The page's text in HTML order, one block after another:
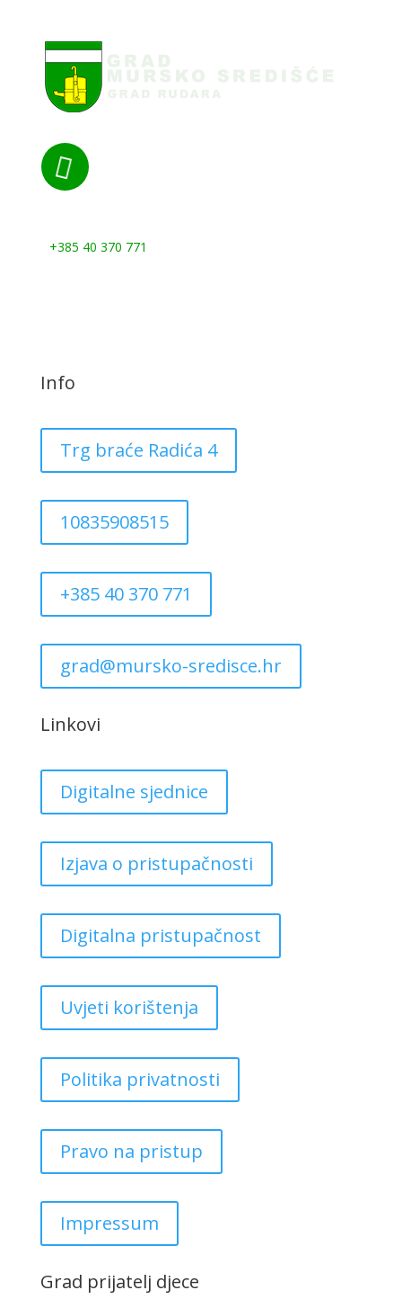

+385 40 370 771
Info
Trg braće Radića 4
10835908515
+385 40 370 771
grad@mursko-sredisce.hr
Linkovi
Digitalne sjednice
Izjava o pristupačnosti
Digitalna pristupačnost
Uvjeti korištenja
Politika privatnosti
Pravo na pristup
Impressum
Grad prijatelj djece